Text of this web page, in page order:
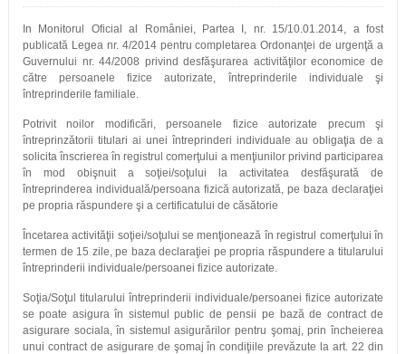
In Monitorul Oficial al României, Partea I, nr. 15/10.01.2014, a fost
publicată Legea nr. 4/2014 pentru completarea Ordonanţei de urgenţă a
Guvernului nr. 44/2008 privind desfăşurarea activităţilor economice de
către persoanele fizice autorizate, întreprinderile individuale şi
întreprinderile familiale.
Potrivit noilor modificări, persoanele fizice autorizate precum şi
întreprinzătorii titulari ai unei întreprinderi individuale au obligaţia de a
solicita înscrierea în registrul comerţului a menţiunilor privind participarea
în mod obişnuit a soţiei/soţului la activitatea desfăşurată de
întreprinderea individuală/persoana fizică autorizată, pe baza declaraţiei
pe propria răspundere şi a certificatului de căsătorie
Încetarea activităţii soţiei/soţului se menţionează în registrul comerţului în
termen de 15 zile, pe baza declaraţiei pe propria răspundere a titularului
întreprinderii individuale/persoanei fizice autorizate.
Soţia/Soţul titularului întreprinderii individuale/persoanei fizice autorizate
se poate asigura în sistemul public de pensii pe bază de contract de
asigurare sociala, în sistemul asigurărilor pentru şomaj, prin încheierea
unui contract de asigurare de şomaj în condiţiile prevăzute la art. 22 din